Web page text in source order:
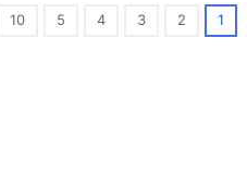
1
2
3
4
5
10